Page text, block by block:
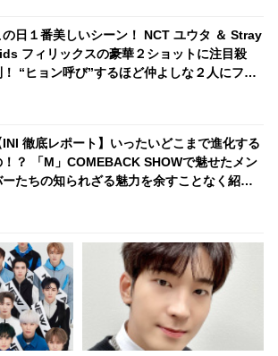
の日１番美しいシーン！ NCT ユウタ ＆ Stray
フィリックスの豪華２ショットに注目殺
！ “ヒョン呼び”するほど仲よしな２人にファ
INI 徹底レポート】いったいどこまで進化する
！？ 「M」COMEBACK SHOWで魅せたメン
ーたちの知られざる魅力を余すことなく紹